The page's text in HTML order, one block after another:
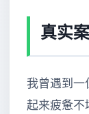
真实
我曾遇到一
起来疲惫不